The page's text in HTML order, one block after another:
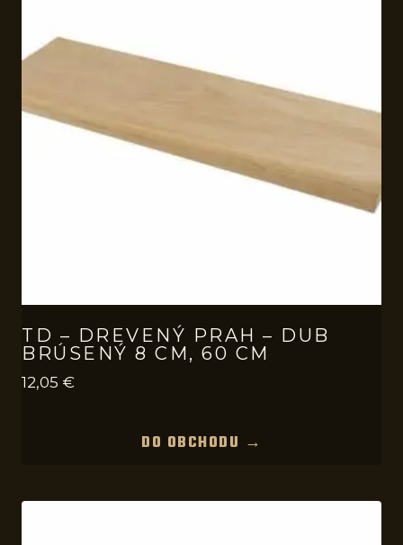
TD – DREVENÝ PRAH – DUB
BRÚSENÝ 8 CM, 60 CM
12,05 €
DO OBCHODU →